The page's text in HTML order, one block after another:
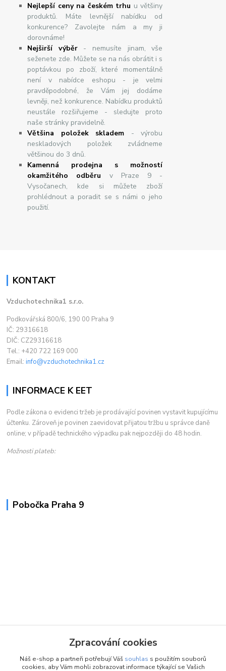
Nejlepší ceny na českém trhu u většiny
produktů. Máte levnější nabídku od
konkurence? Zavolejte nám a my ji
dorovnáme!
Nejširšívýběr- nemusíte jinam, vše
seženete zde. Můžete se na nás obrátit i s
poptávkou po zboží, které momentálně
není v nabídce eshopu - je velmi
pravděpodobné, že Vám jej dodáme
levněji, než konkurence. Nabídku produktů
neustále rozšiřujeme - sledujte proto
naše stránky pravidelně.
Většina položek skladem - výrobu
neskladových položek zvládneme
většinou do 3 dnů.
Kamenná prodejna s možností
okamžitého odběru v Praze 9 -
Vysočanech, kde si můžete zboží
prohlédnout a poradit se s námi o jeho
použití.
KONTAKT
Vzduchotechnika1 s.r.o.
Podkovářská 800/6, 190 00 Praha 9
IČ: 29316618
DIČ: CZ29316618
Tel.: +420 722 169 000
Email:info@vzduchotechnika1.cz
INFORMACE K EET
Podle zákona o evidenci tržeb je prodávající povinen vystavit kupujícímu
účtenku. Zároveň je povinen zaevidovat přijatou tržbu u správce daně
online; v případě technického výpadku pak nejpozději do 48 hodin.
Možnosti plateb:
Pobočka Praha 9
Zpracování cookies
Náš e-shop a partneři potřebují Váš souhlas s použitím souborů
cookies, aby Vám mohli zobrazovat informace týkající se Vašich